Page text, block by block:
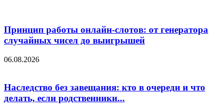
Принцип работы онлайн-слотов: от генератора
случайных чисел до выигрышей
06.08.2026
Наследство без завещания: кто в очереди и что
делать, если родственники...